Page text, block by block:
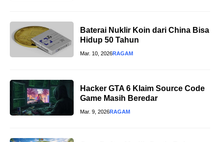
Baterai Nuklir Koin dari China Bisa
Hidup 50 Tahun
Mar. 10, 2026RAGAM
Hacker GTA 6 Klaim Source Code
Game Masih Beredar
Mar. 9, 2026RAGAM